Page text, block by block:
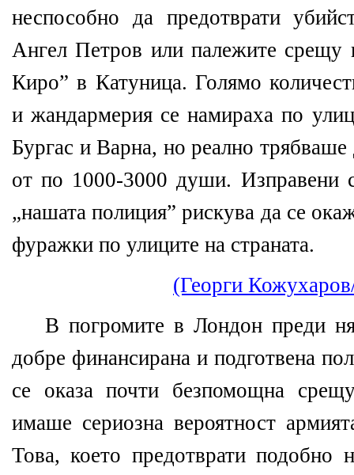
неспособно да предотврати
Ангел Петров или палежите срещу
Киро” в Катуница. Голямо
и жандармерия се намираха по
Бургас и Варна, но реално трябваше
от по 1000-3000 души. Изправени
„нашата полиция” рискува да се
фуражки по улиците на страната.
(Георги
В погромите в Лондон преди
добре финансирана и подготвена
се оказа почти безпомощна
имаше сериозна вероятност
Това, което предотврати